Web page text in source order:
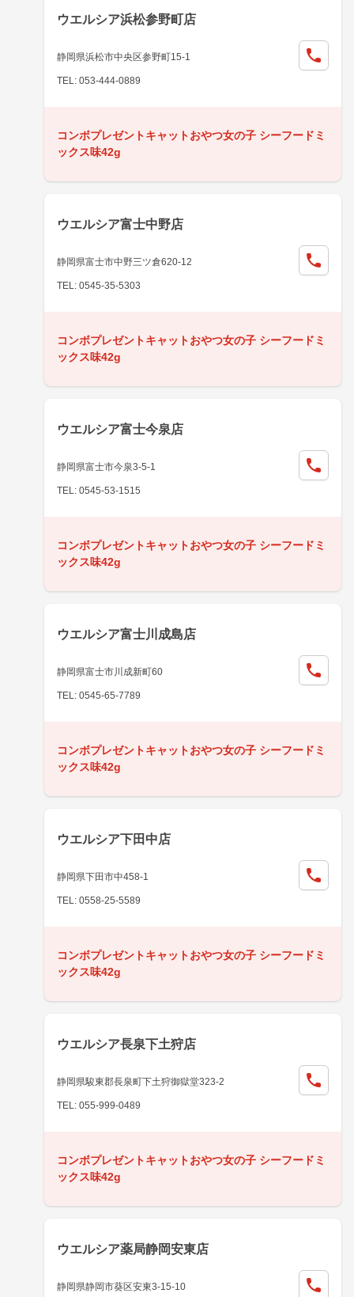
ウエルシア浜松参野町店
静岡県浜松市中央区参野町15-1
TEL: 053-444-0889
コンボプレゼントキャットおやつ女の子 シーフードミ
ックス味42g
ウエルシア富士中野店
静岡県富士市中野三ツ倉620-12
TEL: 0545-35-5303
コンボプレゼントキャットおやつ女の子 シーフードミ
ックス味42g
ウエルシア富士今泉店
静岡県富士市今泉3-5-1
TEL: 0545-53-1515
コンボプレゼントキャットおやつ女の子 シーフードミ
ックス味42g
ウエルシア富士川成島店
静岡県富士市川成新町60
TEL: 0545-65-7789
コンボプレゼントキャットおやつ女の子 シーフードミ
ックス味42g
ウエルシア下田中店
静岡県下田市中458-1
TEL: 0558-25-5589
コンボプレゼントキャットおやつ女の子 シーフードミ
ックス味42g
ウエルシア長泉下土狩店
静岡県駿東郡長泉町下土狩御獄堂323-2
TEL: 055-999-0489
コンボプレゼントキャットおやつ女の子 シーフードミ
ックス味42g
ウエルシア薬局静岡安東店
静岡県静岡市葵区安東3-15-10